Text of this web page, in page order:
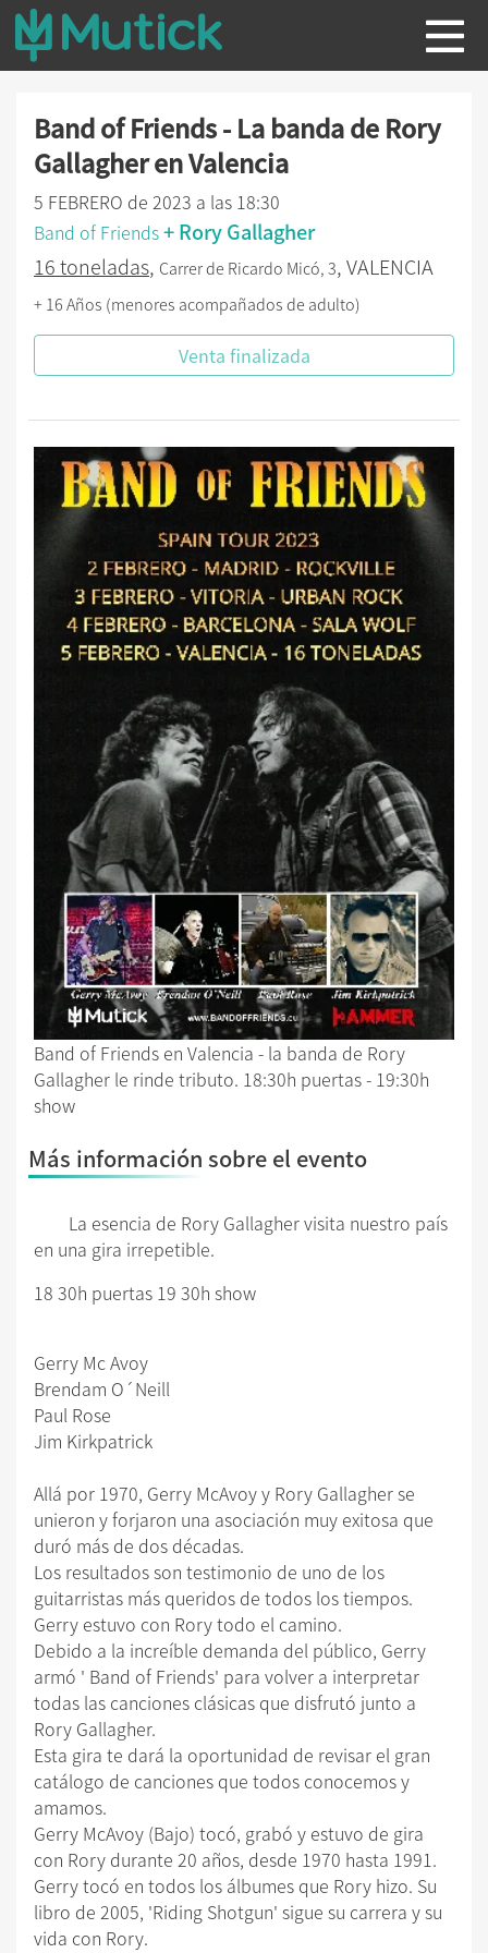
Band of Friends - La banda de Rory
Gallagher en Valencia
5 FEBRERO de 2023 a las 18:30
Band of Friends+ Rory Gallagher
16 toneladas, Carrer de Ricardo Micó, 3, VALENCIA
+ 16 Años (menores acompañados de adulto)
Venta finalizada
Band of Friends en Valencia - la banda de Rory
Gallagher le rinde tributo. 18:30h puertas - 19:30h
show
Más información sobre el evento
La esencia de Rory Gallagher visita nuestro país
en una gira irrepetible.
18 30h puertas 19 30h show
Gerry Mc Avoy
Brendam O´Neill
Paul Rose
Jim Kirkpatrick
Allá por 1970, Gerry McAvoy y Rory Gallagher se
unieron y forjaron una asociación muy exitosa que
duró más de dos décadas.
Los resultados son testimonio de uno de los
guitarristas más queridos de todos los tiempos.
Gerry estuvo con Rory todo el camino.
Debido a la increíble demanda del público, Gerry
armó ' Band of Friends' para volver a interpretar
todas las canciones clásicas que disfrutó junto a
Rory Gallagher.
Esta gira te dará la oportunidad de revisar el gran
catálogo de canciones que todos conocemos y
amamos.
Gerry McAvoy (Bajo) tocó, grabó y estuvo de gira
con Rory durante 20 años, desde 1970 hasta 1991.
Gerry tocó en todos los álbumes que Rory hizo. Su
libro de 2005, 'Riding Shotgun' sigue su carrera y su
vida con Rory.